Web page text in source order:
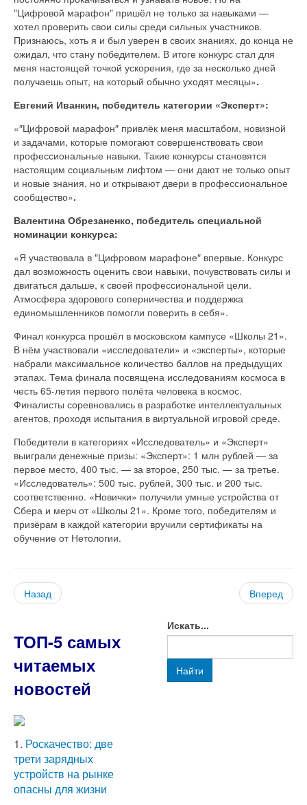
″Цифровой марафон″ пришёл не только за навыками —
хотел проверить свои силы среди сильных участников.
Признаюсь, хоть я и был уверен в своих знаниях, до конца не
ожидал, что стану победителем. В итоге конкурс стал для
меня настоящей точкой ускорения, где за несколько дней
получаешь опыт, на который обычно уходят месяцы».
Евгений Иванкин, победитель категории «Эксперт»:
«″Цифровой марафон″ привлёк меня масштабом, новизной
и задачами, которые помогают совершенствовать свои
профессиональные навыки. Такие конкурсы становятся
настоящим социальным лифтом — они дают не только опыт
и новые знания, но и открывают двери в профессиональное
сообщество».
Валентина Обрезаненко, победитель специальной
номинации конкурса:
«Я участвовала в ″Цифровом марафоне″ впервые. Конкурс
дал возможность оценить свои навыки, почувствовать силы и
двигаться дальше, к своей профессиональной цели.
Атмосфера здорового соперничества и поддержка
единомышленников помогли поверить в себя».
Финал конкурса прошёл в московском кампусе «Школы 21».
В нём участвовали «исследователи» и «эксперты», которые
набрали максимальное количество баллов на предыдущих
этапах. Тема финала посвящена исследованиям космоса в
честь 65-летия первого полёта человека в космос.
Финалисты соревновались в разработке интеллектуальных
агентов, проходя испытания в виртуальной игровой среде.
Победители в категориях «Исследователь» и «Эксперт»
выиграли денежные призы: «Эксперт»: 1 млн рублей — за
первое место, 400 тыс. — за второе, 250 тыс. — за третье.
«Исследователь»: 500 тыс. рублей, 300 тыс. и 200 тыс.
соответственно. «Новички» получили умные устройства от
Сбера и мерч от «Школы 21». Кроме того, победителям и
призёрам в каждой категории вручили сертификаты на
обучение от Нетологии.
Назад Вперед
ТОП-5 самых
читаемых
новостей
1. Роскачество: две
трети зарядных
устройств на рынке
опасны для жизни
Искать...
Найти